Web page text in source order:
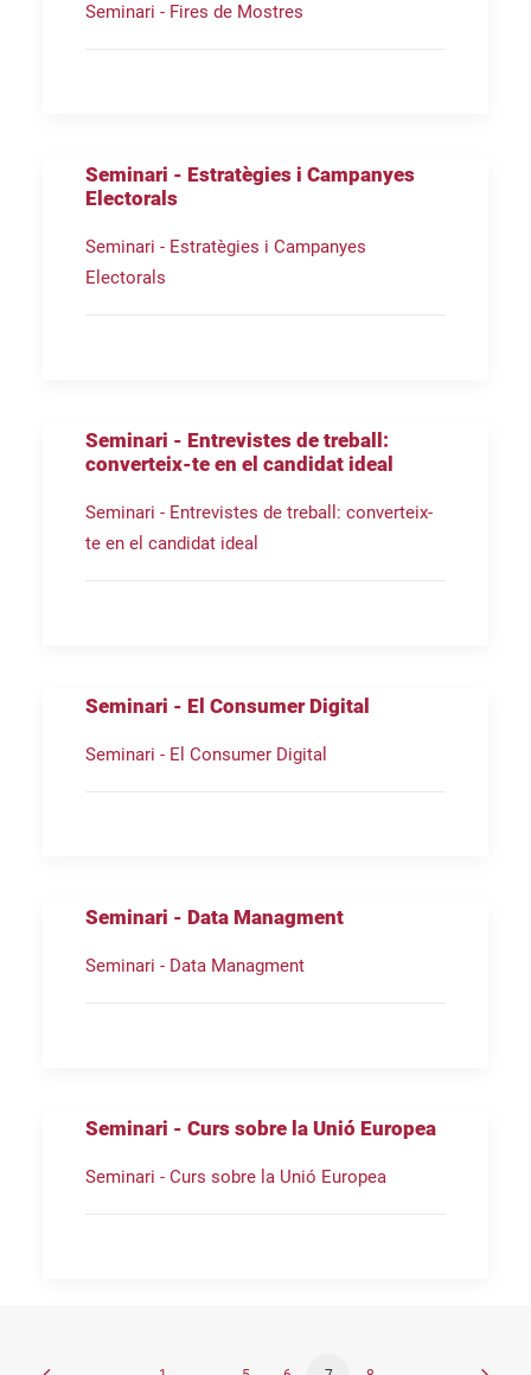
Seminari - Fires de Mostres
Seminari - Estratègies i Campanyes
Electorals
Seminari - Estratègies i Campanyes
Electorals
Seminari - Entrevistes de treball:
converteix-te en el candidat ideal
Seminari - Entrevistes de treball: converteix-
te en el candidat ideal
Seminari - El Consumer Digital
Seminari - El Consumer Digital
Seminari - Data Managment
Seminari - Data Managment
Seminari - Curs sobre la Unió Europea
Seminari - Curs sobre la Unió Europea